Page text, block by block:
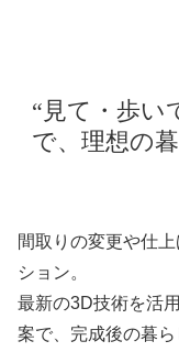
“見て・歩い
で、理想の
間取りの変更や仕
ション。
最新の3D技術を活
案で、完成後の暮